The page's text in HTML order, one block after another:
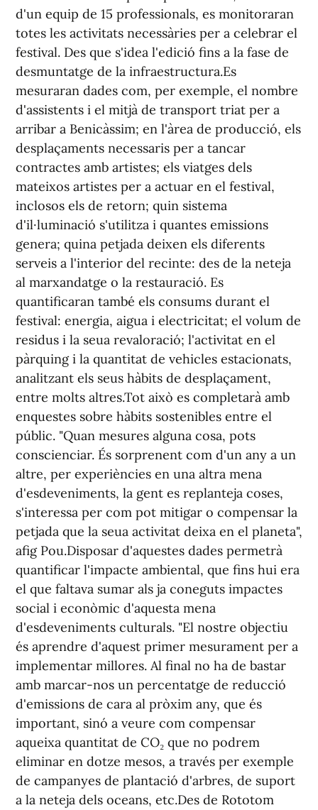
d'un equip de 15 professionals, es monitoraran
totes les activitats necessàries per a celebrar el
festival. Des que s'idea l'edició fins a la fase de
desmuntatge de la infraestructura.Es
mesuraran dades com, per exemple, el nombre
d'assistents i el mitjà de transport triat per a
arribar a Benicàssim; en l'àrea de producció, els
desplaçaments necessaris per a tancar
contractes amb artistes; els viatges dels
mateixos artistes per a actuar en el festival,
inclosos els de retorn; quin sistema
d'il·luminació s'utilitza i quantes emissions
genera; quina petjada deixen els diferents
serveis a l'interior del recinte: des de la neteja
al marxandatge o la restauració. Es
quantificaran també els consums durant el
festival: energia, aigua i electricitat; el volum de
residus i la seua revaloració; l'activitat en el
pàrquing i la quantitat de vehicles estacionats,
analitzant els seus hàbits de desplaçament,
entre molts altres.Tot això es completarà amb
enquestes sobre hàbits sostenibles entre el
públic. "Quan mesures alguna cosa, pots
conscienciar. És sorprenent com d'un any a un
altre, per experiències en una altra mena
d'esdeveniments, la gent es replanteja coses,
s'interessa per com pot mitigar o compensar la
petjada que la seua activitat deixa en el planeta",
afig Pou.Disposar d'aquestes dades permetrà
quantificar l'impacte ambiental, que fins hui era
el que faltava sumar als ja coneguts impactes
social i econòmic d'aquesta mena
d'esdeveniments culturals. "El nostre objectiu
és aprendre d'aquest primer mesurament per a
implementar millores. Al final no ha de bastar
amb marcar-nos un percentatge de reducció
d'emissions de cara al pròxim any, que és
important, sinó a veure com compensar
aqueixa quantitat de CO₂ que no podrem
eliminar en dotze mesos, a través per exemple
de campanyes de plantació d'arbres, de suport
a la neteja dels oceans, etc.Des de Rototom